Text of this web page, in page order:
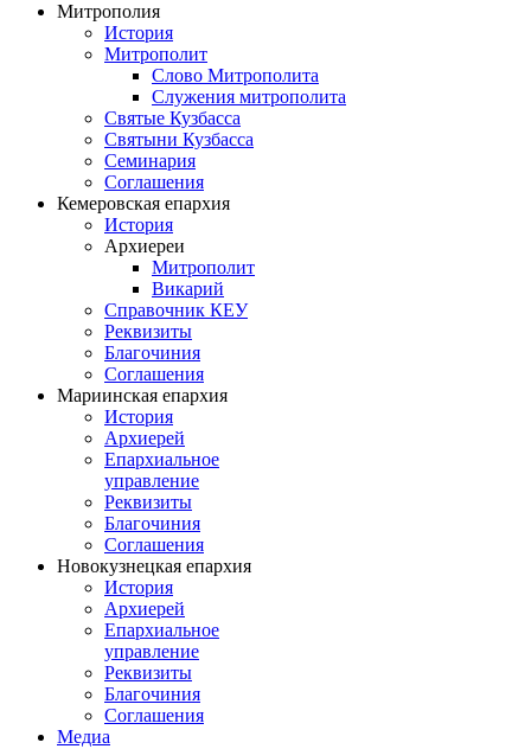
Митрополия
История
Митрополит
Слово Митрополита
Служения митрополита
Святые Кузбасса
Святыни Кузбасса
Семинария
Соглашения
Кемеровская епархия
История
Архиереи
Митрополит
Викарий
Справочник КЕУ
Реквизиты
Благочиния
Соглашения
Мариинская епархия
История
Архиерей
Епархиальное
управление
Реквизиты
Благочиния
Соглашения
Новокузнецкая епархия
История
Архиерей
Епархиальное
управление
Реквизиты
Благочиния
Соглашения
Медиа